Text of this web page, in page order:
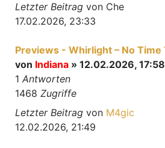
Letzter Beitrag von Che
17.02.2026, 23:33
Previews - Whirlight – No
von Indiana » 12.02.2026, 17:58
1 Antworten
1468 Zugriffe
Letzter Beitrag von M4gic
12.02.2026, 21:49